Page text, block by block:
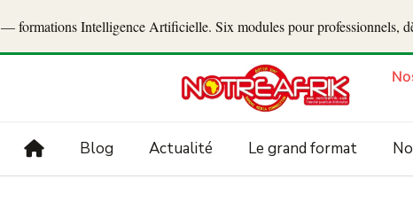
— formations Intelligence Artificielle. Six modules pour professionnels,
Blog Actualité Le grand format